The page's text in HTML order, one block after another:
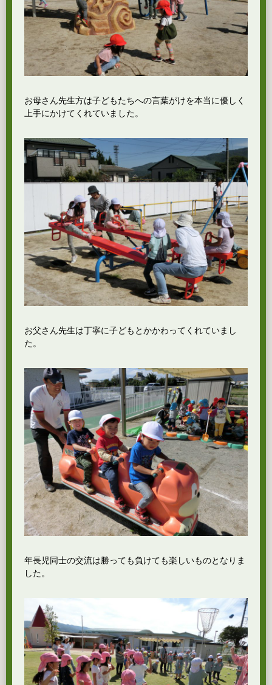
お母さん先生方は子どもたちへの言葉がけを本当に優しく
上手にかけてくれていました。
お父さん先生は丁寧に子どもとかかわってくれていまし
た。
年長児同士の交流は勝っても負けても楽しいものとなりま
した。